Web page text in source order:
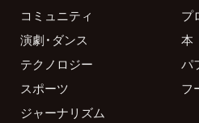
コミュニティ
プ
演劇・ダンス
本
テクノロジー
パ
スポーツ
フ
ジャーナリズム